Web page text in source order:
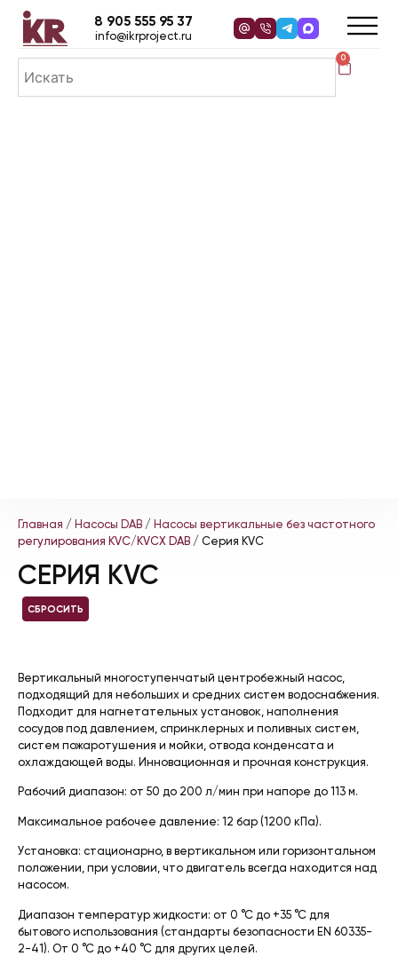
0
8 905 555 95 37
info@ikrproject.ru
Главная / Насосы DAB / Насосы вертикальные без частотного
регулирования KVC/KVCX DAB / Серия KVC
СЕРИЯ KVC
СБРОСИТЬ
Вертикальный многоступенчатый центробежный насос,
подходящий для небольших и средних систем водоснабжения.
Подходит для нагнетательных установок, наполнения
сосудов под давлением, спринклерных и поливных систем,
систем пожаротушения и мойки, отвода конденсата и
охлаждающей воды. Инновационная и прочная конструкция.
Рабочий диапазон: от 50 до 200 л/мин при напоре до 113 м.
Максимальное рабочее давление: 12 бар (1200 кПа).
Установка: стационарно, в вертикальном или горизонтальном
положении, при условии, что двигатель всегда находится над
насосом.
Диапазон температур жидкости: от 0 °C до +35 °C для
бытового использования (стандарты безопасности EN 60335-
2-41). От 0 °C до +40 °C для других целей.